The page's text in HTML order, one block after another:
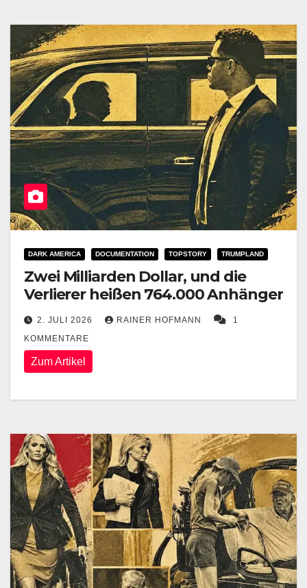
DARK AMERICA DOCUMENTATION TOPSTORY TRUMPLAND
Zwei Milliarden Dollar, und die
Verlierer heißen 764.000 Anhänger
2. JULI 2026 RAINER HOFMANN
1
KOMMENTARE
Zum Artikel